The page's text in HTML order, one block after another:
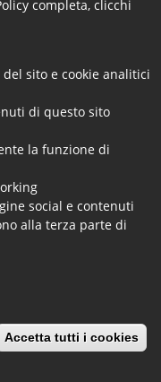
della presenza
15:00
del territorio
offerte
per
online e
business e
il digitale.
richiesta la
completa, clicchi
sito e cookie analitici
di questo sito
la funzione di
social e contenuti
alla terza parte di
Accetta tutti i cookies